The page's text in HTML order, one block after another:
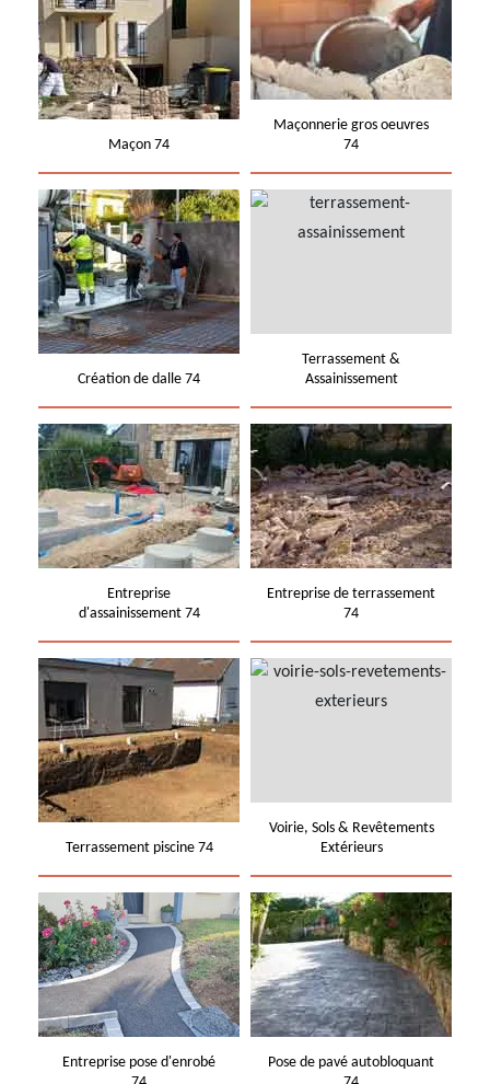
Maçon 74
Maçonnerie gros oeuvres
74
Création de dalle 74
Terrassement &
Assainissement
Entreprise
d'assainissement 74
Entreprise de terrassement
74
Terrassement piscine 74
Voirie, Sols & Revêtements
Extérieurs
Entreprise pose d'enrobé
Pose de pavé autobloquant